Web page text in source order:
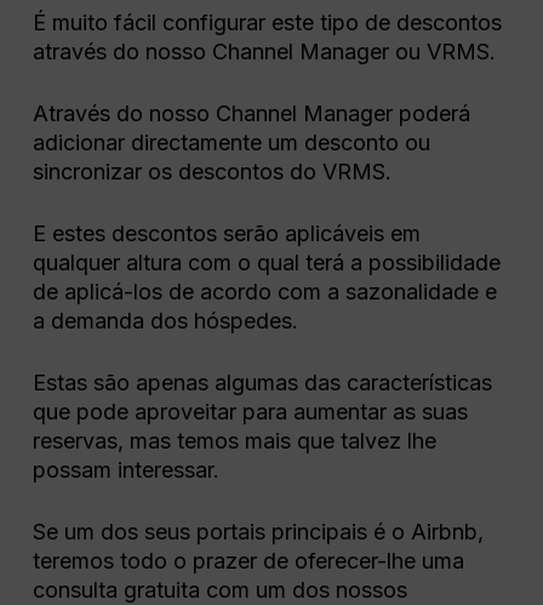
É muito fácil configurar este tipo de descontos
através do nosso Channel Manager ou VRMS.
Através do nosso Channel Manager poderá
adicionar directamente um desconto ou
sincronizar os descontos do VRMS.
E estes descontos serão aplicáveis em
qualquer altura com o qual terá a possibilidade
de aplicá-los de acordo com a sazonalidade e
a demanda dos hóspedes.
Estas são apenas algumas das características
que pode aproveitar para aumentar as suas
reservas, mas temos mais que talvez lhe
possam interessar.
Se um dos seus portais principais é o Airbnb,
teremos todo o prazer de oferecer-lhe uma
consulta gratuita com um dos nossos